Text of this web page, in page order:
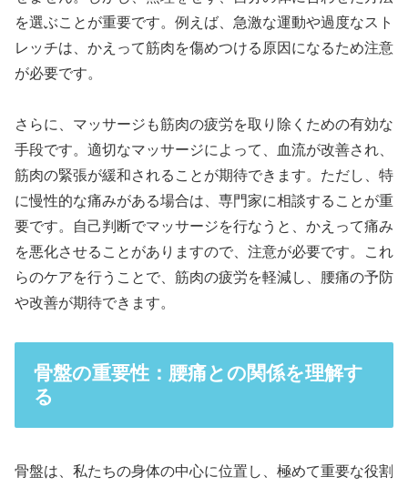
を選ぶことが重要です。例えば、急激な運動や過度なスト
レッチは、かえって筋肉を傷めつける原因になるため注意
が必要です。
さらに、マッサージも筋肉の疲労を取り除くための有効な
手段です。適切なマッサージによって、血流が改善され、
筋肉の緊張が緩和されることが期待できます。ただし、特
に慢性的な痛みがある場合は、専門家に相談することが重
要です。自己判断でマッサージを行なうと、かえって痛み
を悪化させることがありますので、注意が必要です。これ
らのケアを行うことで、筋肉の疲労を軽減し、腰痛の予防
や改善が期待できます。
骨盤の重要性：腰痛との関係を理解す
る
骨盤は、私たちの身体の中心に位置し、極めて重要な役割